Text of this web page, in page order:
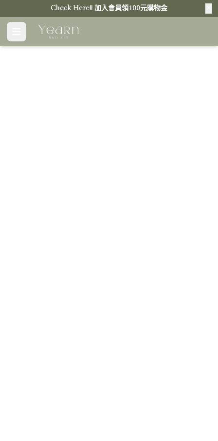
Check Here!! 加入會員領100元購物金